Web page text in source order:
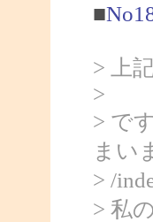
■
> 上
>
> で
まい
> /
> 私